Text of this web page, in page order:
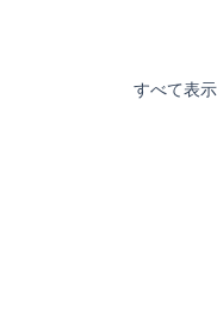
すべて表示